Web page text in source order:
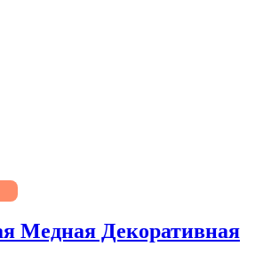
Медная Декоративная